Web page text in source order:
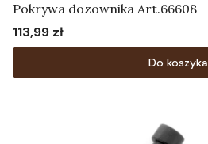
Pokrywa dozownika Art.66608
Cena
113,99 zł
Do koszyka